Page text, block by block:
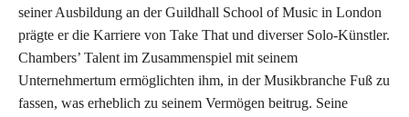
seiner Ausbildung an der Guildhall School of Music in London
prägte er die Karriere von Take That und diverser Solo-Künstler.
Chambers’ Talent im Zusammenspiel mit seinem
Unternehmertum ermöglichten ihm, in der Musikbranche Fuß zu
fassen, was erheblich zu seinem Vermögen beitrug. Seine